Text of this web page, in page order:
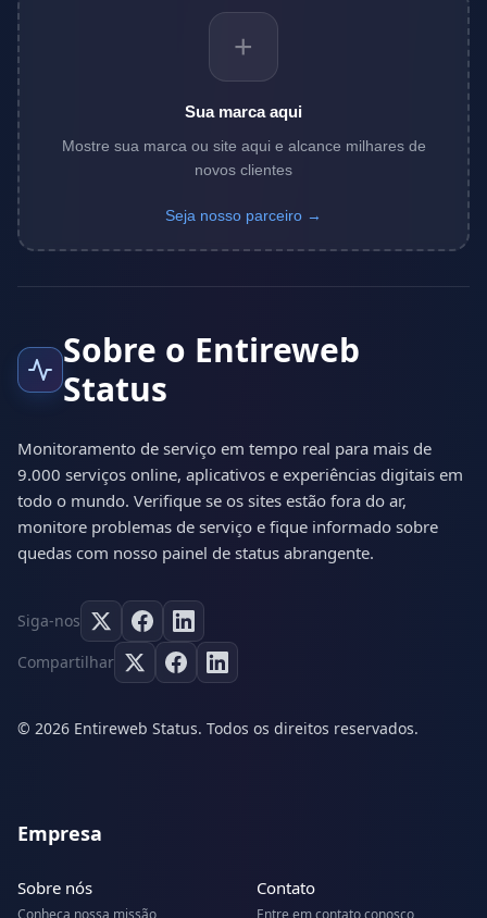
+
Sua marca aqui
Mostre sua marca ou site aqui e alcance milhares de
novos clientes
Seja nosso parceiro →
Sobre o Entireweb
Status
Monitoramento de serviço em tempo real para mais de
9.000 serviços online, aplicativos e experiências digitais em
todo o mundo. Verifique se os sites estão fora do ar,
monitore problemas de serviço e fique informado sobre
quedas com nosso painel de status abrangente.
Siga-nos
Compartilhar
© 2026 Entireweb Status. Todos os direitos reservados.
Empresa
Sobre nós Contato